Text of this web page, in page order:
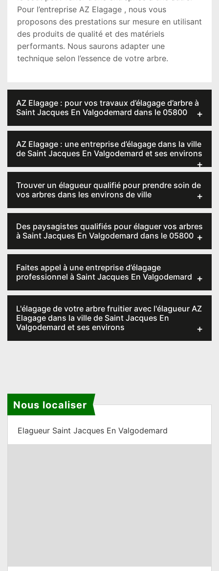
Pour l’entreprise AZ Elagage , nous vous
proposons des prestations sur mesure en utilisant
des produits de qualité et des matériels
performants. Nous saurons adapter une
technique selon l’essence de votre arbre.
AZ Elagage : pour vos travaux d’élagage d’arbre à
Saint Jacques En Valgodemard dans le 05800
AZ Elagage : une entreprise d’élagage dans la ville
de Saint Jacques En Valgodemard et ses environs
Trouver un élagueur qualifié pour prendre soin de
vos arbres dans les environs de ville
Des paysagistes qualifiés pour élaguer vos arbres
à Saint Jacques En Valgodemard dans le 05800
Faites appel à une entreprise d’élagage
professionnel à Saint Jacques En Valgodemard
L'élagage de votre arbre fruitier avec l'élagueur AZ
Elagage dans la ville de Saint Jacques En
Valgodemard et ses environs
Nous localiser
Elagueur Saint Jacques En Valgodemard